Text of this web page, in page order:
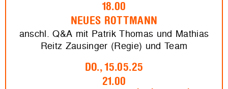
18.00
NEUES ROTTMANN
anschl. Q&A mit Patrik Thomas und Mathias
Reitz Zausinger (Regie) und Team
DO., 15.05.25
21.00